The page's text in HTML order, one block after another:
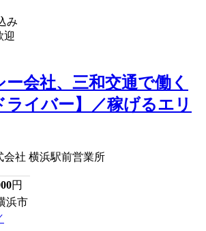
み
迎
会社、三和交通で働く
ライバー】／稼げるエリ
社 横浜駅前営業所
円
浜市